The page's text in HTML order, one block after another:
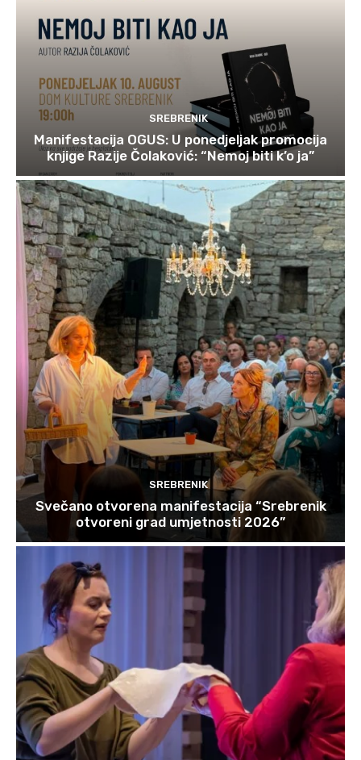
SREBRENIK
Manifestacija OGUS: U ponedjeljak promocija
knjige Razije Čolaković: “Nemoj biti k’o ja”
SREBRENIK
Svečano otvorena manifestacija “Srebrenik
otvoreni grad umjetnosti 2026”